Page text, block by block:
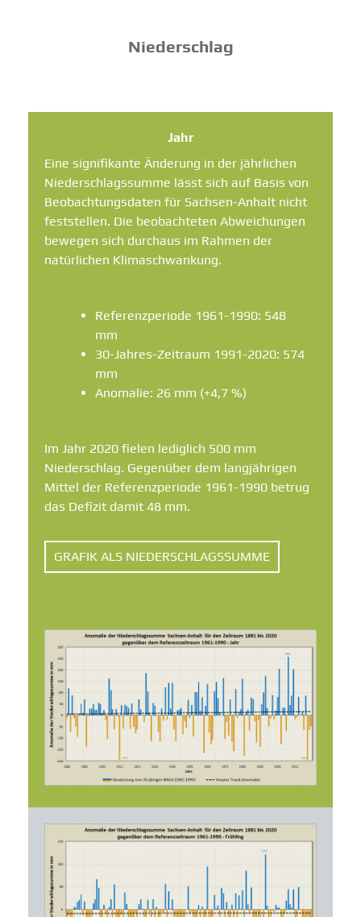
Niederschlag
Jahr
Eine signifikante Änderung in der jährlichen
Niederschlagssumme lässt sich auf Basis von
Beobachtungsdaten für Sachsen-Anhalt nicht
feststellen. Die beobachteten Abweichungen
bewegen sich durchaus im Rahmen der
natürlichen Klimaschwankung.
Referenzperiode 1961-1990: 548
mm
30-Jahres-Zeitraum 1991-2020: 574
mm
Anomalie: 26 mm (+4,7 %)
Im Jahr 2020 fielen lediglich 500 mm
Niederschlag. Gegenüber dem langjährigen
Mittel der Referenzperiode 1961-1990 betrug
das Defizit damit 48 mm.
GRAFIK ALS NIEDERSCHLAGSSUMME